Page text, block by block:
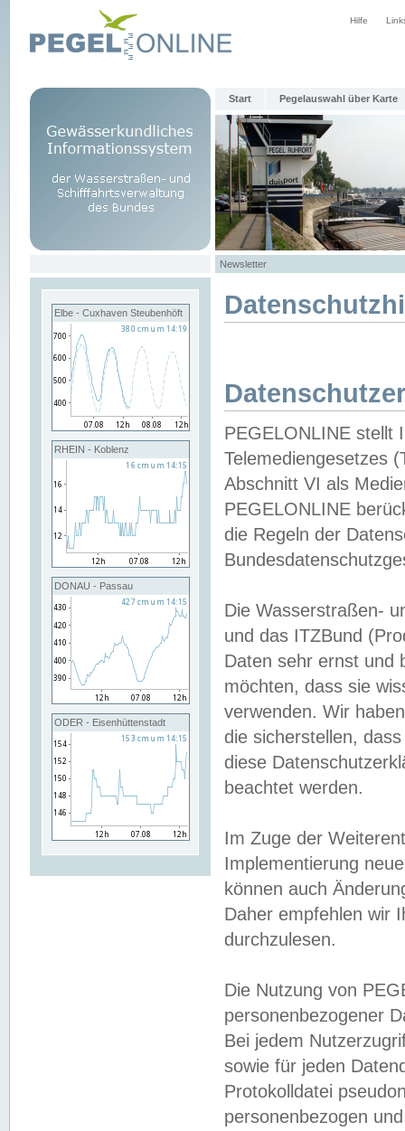
Hilfe
Start Pegelauswahl über Karte
Newsletter
Elbe - Cuxhaven Steubenhöft
RHEIN - Koblenz
DONAU - Passau
ODER - Eisenhüttenstadt
PEGELONLINE stellt
Telemediengesetzes
Abschnitt VI als
PEGELONLINE
die Regeln der
Die Wasserstraßen-
und das ITZBund
Daten sehr ernst und
möchten, dass sie
verwenden. Wir
die sicherstellen,
diese
beachtet werden.
Im Zuge der
Implementierung
können auch
Daher empfehlen wir
durchzulesen.
Die Nutzung von
personenbezogener
Bei jedem
sowie für jeden
Protokolldatei
personenbezogen